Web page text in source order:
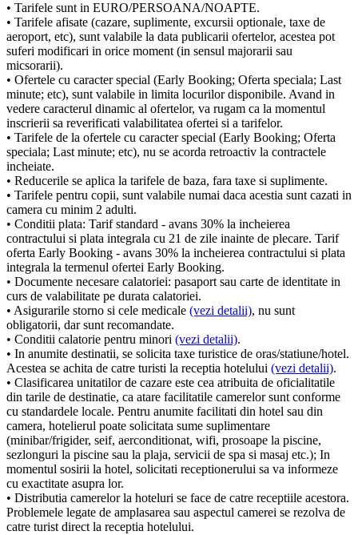
• Tarifele sunt in EURO/PERSOANA/NOAPTE.
• Tarifele afisate (cazare, suplimente, excursii optionale, taxe de
aeroport, etc), sunt valabile la data publicarii ofertelor, acestea pot
suferi modificari in orice moment (in sensul majorarii sau
micsorarii).
• Ofertele cu caracter special (Early Booking; Oferta speciala; Last
minute; etc), sunt valabile in limita locurilor disponibile. Avand in
vedere caracterul dinamic al ofertelor, va rugam ca la momentul
inscrierii sa reverificati valabilitatea ofertei si a tarifelor.
• Tarifele de la ofertele cu caracter special (Early Booking; Oferta
speciala; Last minute; etc), nu se acorda retroactiv la contractele
incheiate.
• Reducerile se aplica la tarifele de baza, fara taxe si suplimente.
• Tarifele pentru copii, sunt valabile numai daca acestia sunt cazati in
camera cu minim 2 adulti.
• Conditii plata: Tarif standard - avans 30% la incheierea
contractului si plata integrala cu 21 de zile inainte de plecare. Tarif
oferta Early Booking - avans 30% la incheierea contractului si plata
integrala la termenul ofertei Early Booking.
• Documente necesare calatoriei: pasaport sau carte de identitate in
curs de valabilitate pe durata calatoriei.
• Asigurarile storno si cele medicale (vezi detalii), nu sunt
obligatorii, dar sunt recomandate.
• Conditii calatorie pentru minori (vezi detalii).
• In anumite destinatii, se solicita taxe turistice de oras/statiune/hotel.
Acestea se achita de catre turisti la receptia hotelului (vezi detalii).
• Clasificarea unitatilor de cazare este cea atribuita de oficialitatile
din tarile de destinatie, ca atare facilitatile camerelor sunt conforme
cu standardele locale. Pentru anumite facilitati din hotel sau din
camera, hotelierul poate solicitata sume suplimentare
(minibar/frigider, seif, aerconditionat, wifi, prosoape la piscine,
sezlonguri la piscine sau la plaja, servicii de spa si masaj etc.); In
momentul sosirii la hotel, solicitati receptionerului sa va informeze
cu exactitate asupra lor.
• Distributia camerelor la hoteluri se face de catre receptiile acestora.
Problemele legate de amplasarea sau aspectul camerei se rezolva de
catre turist direct la receptia hotelului.